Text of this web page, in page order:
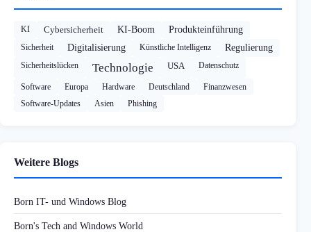
KI Cybersicherheit KI-Boom Produkteinführung
Sicherheit Digitalisierung Künstliche Intelligenz Regulierung
Sicherheitslücken Technologie USA Datenschutz
Software Europa Hardware Deutschland
Finanzwesen
Software-Updates
Asien Phishing
Weitere Blogs
Born IT- und Windows Blog
Born's Tech and Windows World